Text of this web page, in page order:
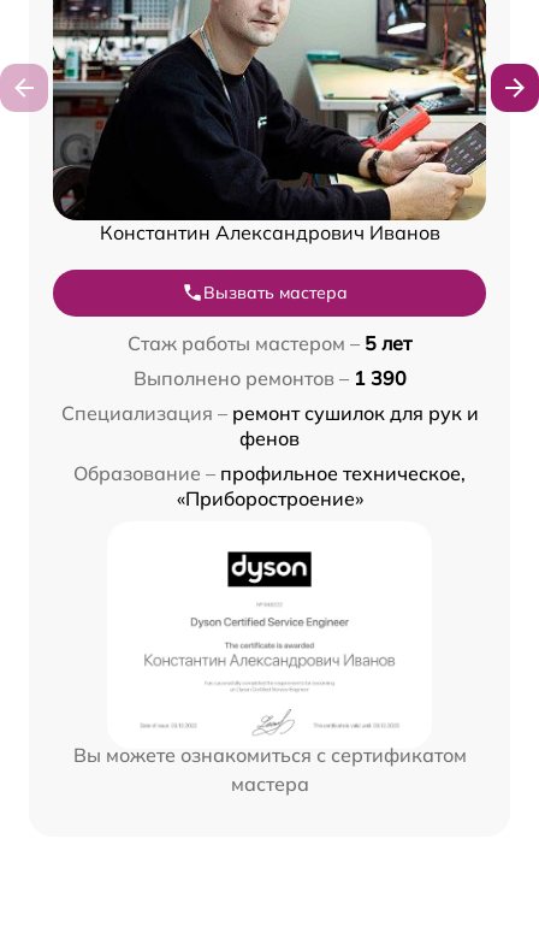
Константин Александрович Иванов
Вызвать мастера
Стаж работы мастером – 5 лет
Выполнено ремонтов – 1 390
Специализация – ремонт сушилок для рук и
фенов
Образование – профильное техническое,
«Приборостроение»
Вы можете ознакомиться с сертификатом
мастера